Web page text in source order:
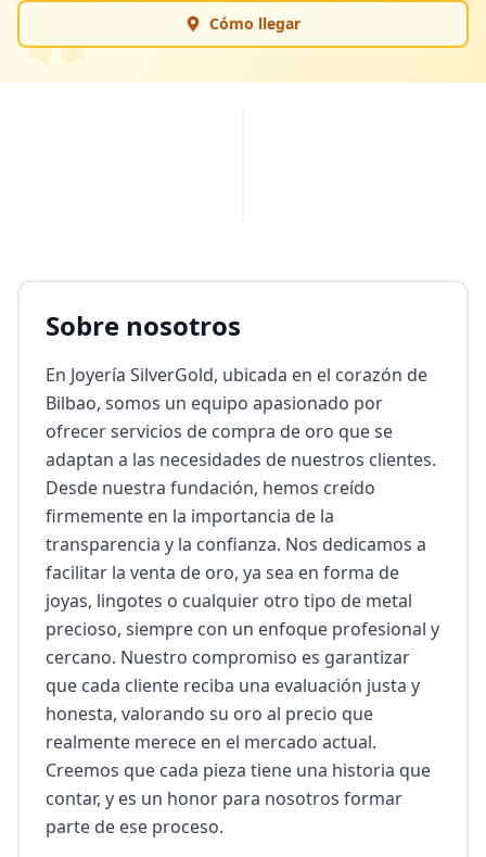
Cómo llegar
Sobre nosotros
En Joyería SilverGold, ubicada en el corazón de
Bilbao, somos un equipo apasionado por
ofrecer servicios de compra de oro que se
adaptan a las necesidades de nuestros clientes.
Desde nuestra fundación, hemos creído
firmemente en la importancia de la
transparencia y la confianza. Nos dedicamos a
facilitar la venta de oro, ya sea en forma de
joyas, lingotes o cualquier otro tipo de metal
precioso, siempre con un enfoque profesional y
cercano. Nuestro compromiso es garantizar
que cada cliente reciba una evaluación justa y
honesta, valorando su oro al precio que
realmente merece en el mercado actual.
Creemos que cada pieza tiene una historia que
contar, y es un honor para nosotros formar
parte de ese proceso.